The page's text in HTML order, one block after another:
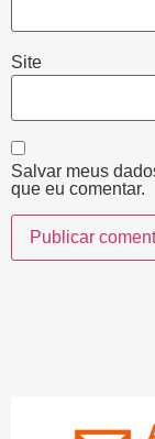
Site
Salvar meus
que eu comentar.